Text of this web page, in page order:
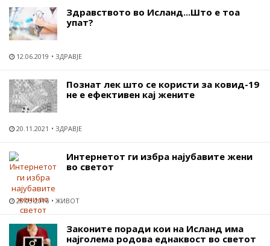
Здравството во Исланд...Што е тоа
упат?
12.06.2019 ЗДРАВЈЕ
Познат лек што се користи за ковид-19
не е ефективен кај жените
20.11.2021 ЗДРАВЈЕ
Интернетот ги избра најубавите жени
во светот
28.03.2016 ЖИВОТ
Законите поради кои на Исланд има
најголема родова еднаквост во светот